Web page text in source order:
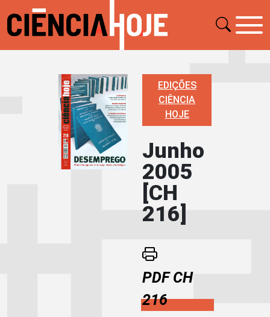
EDIÇÕES
CIÊNCIA
HOJE
Junho
2005
[CH
216]
PDF CH
216